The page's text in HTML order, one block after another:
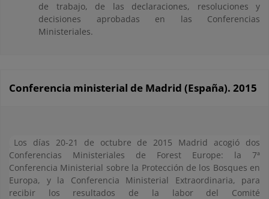
de trabajo, de las declaraciones, resoluciones y
decisiones aprobadas en las Conferencias
Ministeriales.
Conferencia ministerial de Madrid (España). 2015
Los días 20-21 de octubre de 2015 Madrid acogió dos
Conferencias Ministeriales de Forest Europe: la 7ª
Conferencia Ministerial sobre la Protección de los Bosques en
Europa, y la Conferencia Ministerial Extraordinaria, para
recibir los resultados de la labor del Comité